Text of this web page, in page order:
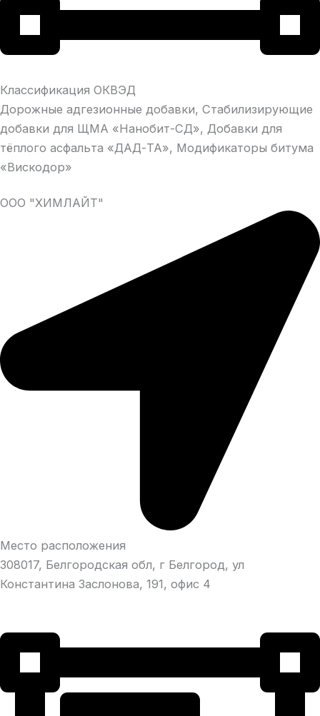
Классификация ОКВЭД
Дорожные адгезионные добавки, Стабилизирующие
добавки для ЩМА «Нанобит-СД», Добавки для
тёплого асфальта «ДАД-ТА», Модификаторы битума
«Вискодор»
ООО "ХИМЛАЙТ"
Место расположения
308017, Белгородская обл, г Белгород, ул
Константина Заслонова, 191, офис 4